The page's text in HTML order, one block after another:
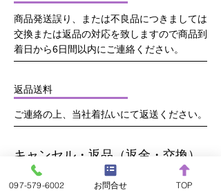
商品発送誤り、または不良品につきましては
交換または返品の対応を致しますので商品到
着日から6日間以内にご連絡ください。
返品送料
ご連絡の上、当社着払いにて返送ください。
キャンセル・返品（返金・交換）
について
097-579-6002 お問合せ TOP